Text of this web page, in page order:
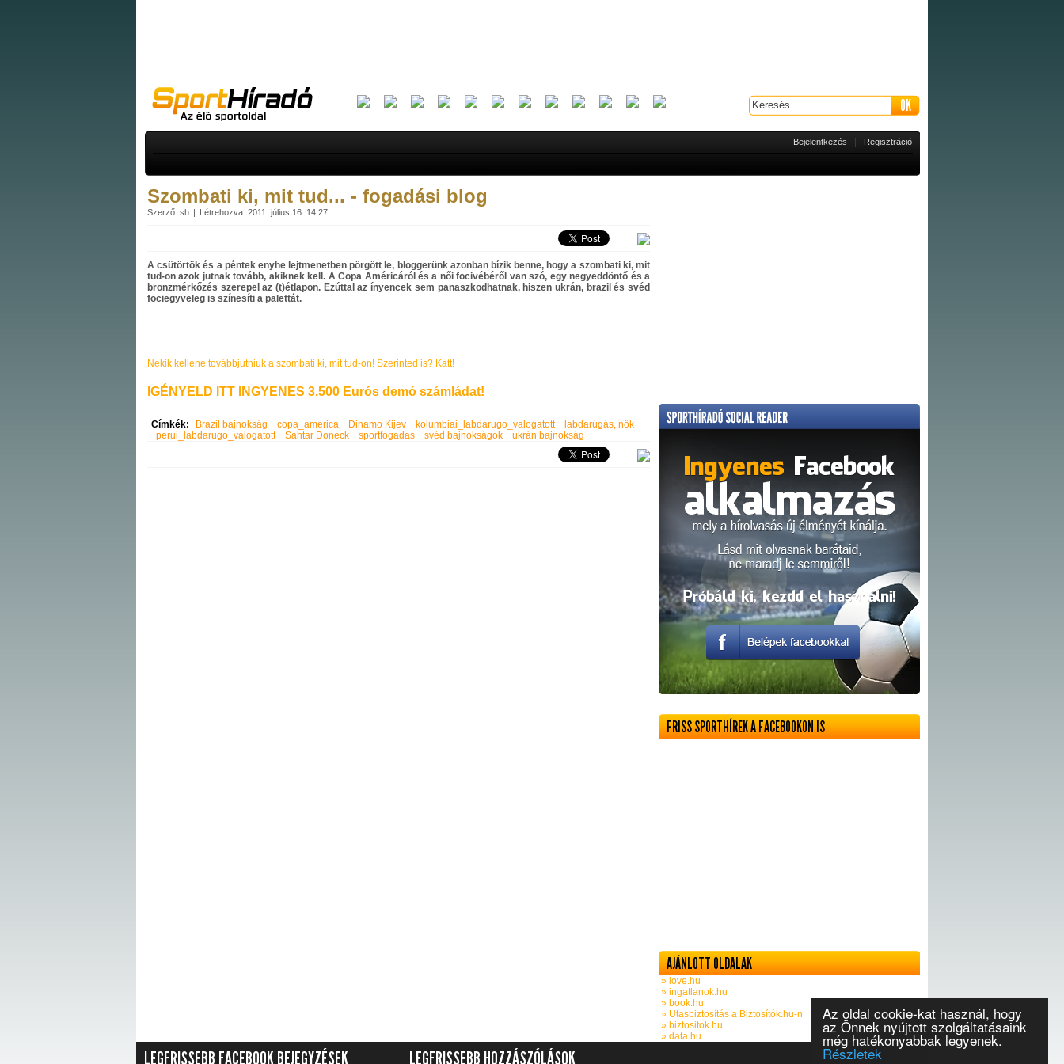
Az oldal cookie-kat használ, hogy
az Önnek nyújtott szolgáltatásaink
még hatékonyabbak legyenek.
Részletek
Bejelentkezés Regisztráció
Szombati ki, mit tud... - fogadási blog
Szerző: sh Létrehozva: 2011. július 16. 14:27
A csütörtök és a péntek enyhe lejtmenetben pörgött le, bloggerünk azonban bízik benne, hogy a szombati ki, mit
tud-on azok jutnak tovább, akiknek kell. A Copa Américáról és a női focivébéről van szó, egy negyeddöntő és a
bronzmérkőzés szerepel az (t)étlapon. Ezúttal az ínyencek sem panaszkodhatnak, hiszen ukrán, brazil és svéd
fociegyveleg is színesíti a palettát.
Nekik kellene továbbjutniuk a szombati ki, mit tud-on! Szerinted is? Katt!
IGÉNYELD ITT INGYENES 3.500 Eurós demó számládat!
Címkék: Brazil bajnokság copa_america Dinamo Kijev kolumbiai_labdarugo_valogatott
labdarúgás, nők
perui_labdarugo_valogatott
Sahtar Doneck sportfogadas svéd bajnokságok ukrán bajnokság
FRISS SPORTHÍREK A FACEBOOKON IS
AJÁNLOTT OLDALAK
» love.hu
» ingatlanok.hu
» book.hu
» Utasbiztosítás a Biztosítók.hu-n
» biztositok.hu
» data.hu
LEGFRISSEBB FACEBOOK BEJEGYZÉSEK LEGFRISSEBB HOZZÁSZÓLÁSOK